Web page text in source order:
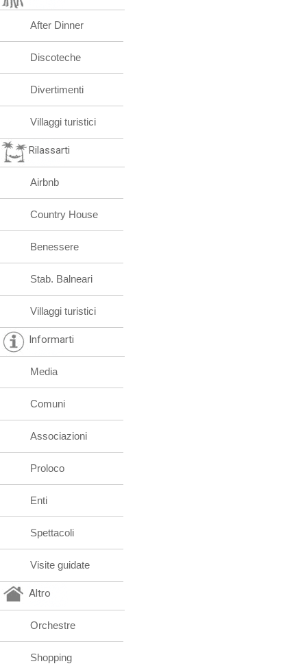
After Dinner
Discoteche
Divertimenti
Villaggi turistici
Rilassarti
Airbnb
Country House
Benessere
Stab. Balneari
Villaggi turistici
Informarti
Media
Comuni
Associazioni
Proloco
Enti
Spettacoli
Visite guidate
Altro
Orchestre
Shopping